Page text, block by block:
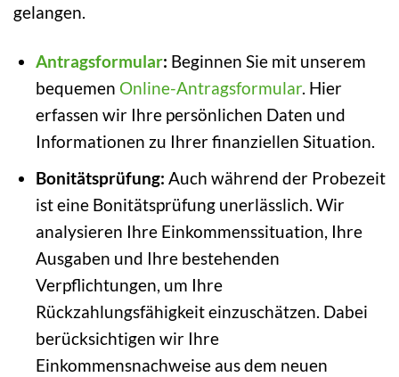
gelangen.
Antragsformular: Beginnen Sie mit unserem
bequemen Online-Antragsformular. Hier
erfassen wir Ihre persönlichen Daten und
Informationen zu Ihrer finanziellen Situation.
Bonitätsprüfung: Auch während der Probezeit
ist eine Bonitätsprüfung unerlässlich. Wir
analysieren Ihre Einkommenssituation, Ihre
Ausgaben und Ihre bestehenden
Verpflichtungen, um Ihre
Rückzahlungsfähigkeit einzuschätzen. Dabei
berücksichtigen wir Ihre
Einkommensnachweise aus dem neuen